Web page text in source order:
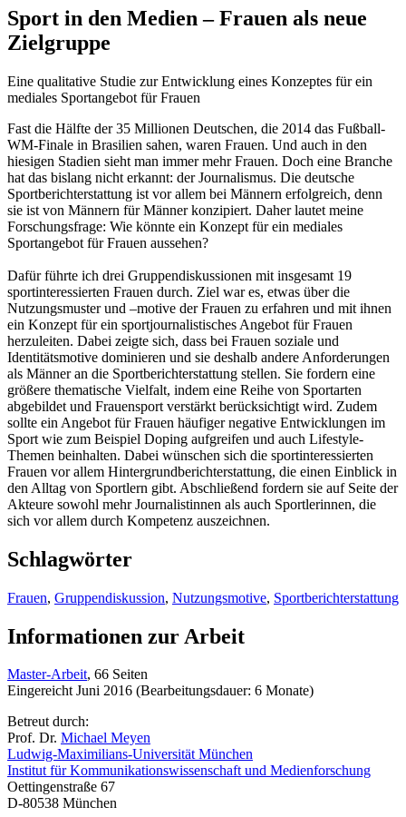
Sport in den Medien – Frauen als neue
Zielgruppe
Eine qualitative Studie zur Entwicklung eines Konzeptes für ein
mediales Sportangebot für Frauen
Fast die Hälfte der 35 Millionen Deutschen, die 2014 das Fußball-
WM-Finale in Brasilien sahen, waren Frauen. Und auch in den
hiesigen Stadien sieht man immer mehr Frauen. Doch eine Branche
hat das bislang nicht erkannt: der Journalismus. Die deutsche
Sportberichterstattung ist vor allem bei Männern erfolgreich, denn
sie ist von Männern für Männer konzipiert. Daher lautet meine
Forschungsfrage: Wie könnte ein Konzept für ein mediales
Sportangebot für Frauen aussehen?
Dafür führte ich drei Gruppendiskussionen mit insgesamt 19
sportinteressierten Frauen durch. Ziel war es, etwas über die
Nutzungsmuster und –motive der Frauen zu erfahren und mit ihnen
ein Konzept für ein sportjournalistisches Angebot für Frauen
herzuleiten. Dabei zeigte sich, dass bei Frauen soziale und
Identitätsmotive dominieren und sie deshalb andere Anforderungen
als Männer an die Sportberichterstattung stellen. Sie fordern eine
größere thematische Vielfalt, indem eine Reihe von Sportarten
abgebildet und Frauensport verstärkt berücksichtigt wird. Zudem
sollte ein Angebot für Frauen häufiger negative Entwicklungen im
Sport wie zum Beispiel Doping aufgreifen und auch Lifestyle-
Themen beinhalten. Dabei wünschen sich die sportinteressierten
Frauen vor allem Hintergrundberichterstattung, die einen Einblick in
den Alltag von Sportlern gibt. Abschließend fordern sie auf Seite der
Akteure sowohl mehr Journalistinnen als auch Sportlerinnen, die
sich vor allem durch Kompetenz auszeichnen.
Schlagwörter
Frauen, Gruppendiskussion, Nutzungsmotive, Sportberichterstattung
Informationen zur Arbeit
Master-Arbeit, 66 Seiten
Eingereicht Juni 2016 (Bearbeitungsdauer: 6 Monate)
Betreut durch:
Prof. Dr. Michael Meyen
Ludwig-Maximilians-Universität München
Institut für Kommunikationswissenschaft und Medienforschung
Oettingenstraße 67
D-80538 München